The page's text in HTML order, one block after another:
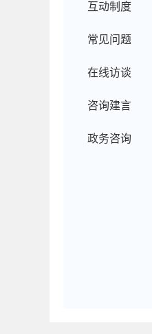
互动制度
常见问题
在线访谈
咨询建言
政务咨询